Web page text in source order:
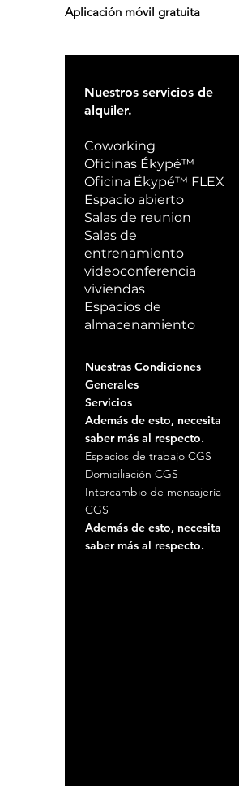
Aplicación móvil gratuita
Nuestros servicios de
alquiler.
Coworking
Oficinas Ékypé™
Oficina Ékypé™ FLEX
Espacio abierto
Salas de reunion
Salas de
entrenamiento
videoconferencia
viviendas
Espacios de
almacenamiento
Nuestras Condiciones
Generales
Servicios
Además de esto, necesita
saber más al respecto.
Espacios de trabajo CGS
Domiciliación CGS
Intercambio de mensajería
CGS
Además de esto, necesita
saber más al respecto.
© 2005 - 2019